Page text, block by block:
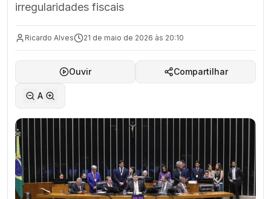
irregularidades fiscais
Ricardo Alves 21 de maio de 2026 às 20:10
Ouvir Compartilhar
A